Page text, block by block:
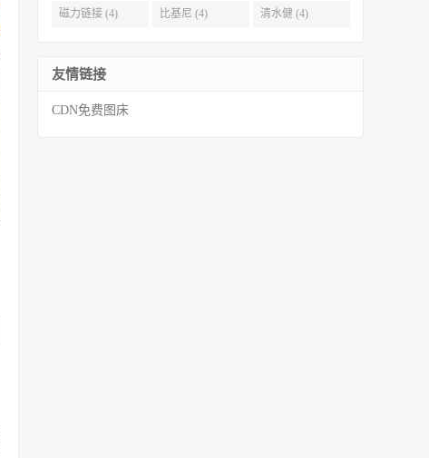
磁力链接 (4) 比基尼 (4) 清水健 (4)
友情链接
CDN免费图床